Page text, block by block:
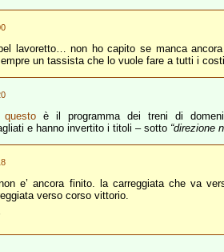
lavoretto… non ho capito se manca
un tassista che lo vuole fare a tutti i
questo è il programma dei treni di
e hanno invertito i titoli – sotto “direzione
e’ ancora finito. la carreggiata che va
verso corso vittorio.